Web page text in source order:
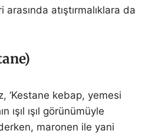
atıştırmalıklara da
‘Kestane kebap, yemesi
ışıl ışıl görünümüyle
maronen ile yani